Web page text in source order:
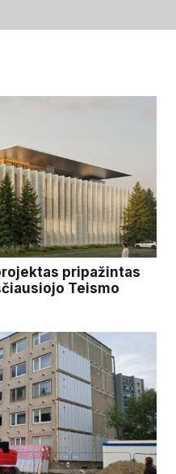
pripažintas
Teismo